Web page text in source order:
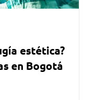
estética?
en Bogotá